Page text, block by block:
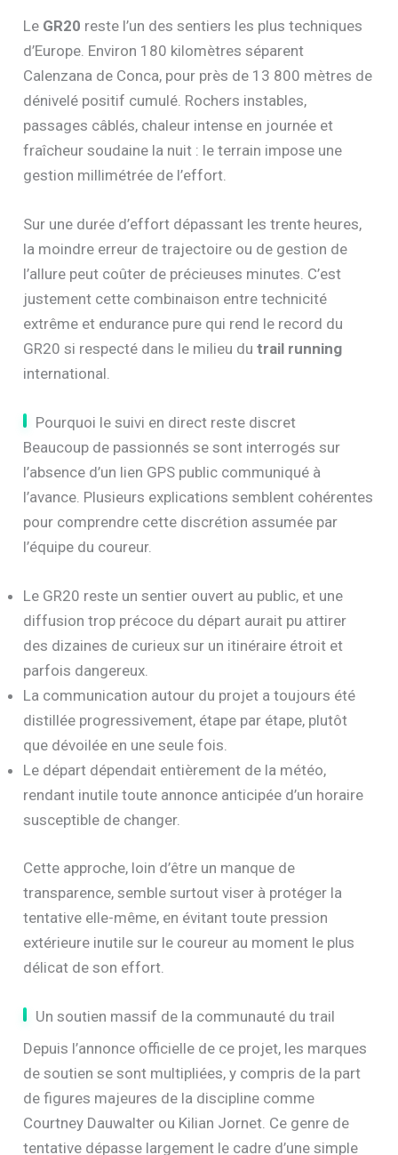
Le GR20 reste l’un des sentiers les plus techniques
d’Europe. Environ 180 kilomètres séparent
Calenzana de Conca, pour près de 13 800 mètres de
dénivelé positif cumulé. Rochers instables,
passages câblés, chaleur intense en journée et
fraîcheur soudaine la nuit : le terrain impose une
gestion millimétrée de l’effort.
Sur une durée d’effort dépassant les trente heures,
la moindre erreur de trajectoire ou de gestion de
l’allure peut coûter de précieuses minutes. C’est
justement cette combinaison entre technicité
extrême et endurance pure qui rend le record du
GR20 si respecté dans le milieu dutrail running
international.
Pourquoi le suivi en direct reste discret
Beaucoup de passionnés se sont interrogés sur
l’absence d’un lien GPS public communiqué à
l’avance. Plusieurs explications semblent cohérentes
pour comprendre cette discrétion assumée par
l’équipe du coureur.
Le GR20 reste un sentier ouvert au public, et une
diffusion trop précoce du départ aurait pu attirer
des dizaines de curieux sur un itinéraire étroit et
parfois dangereux.
La communication autour du projet a toujours été
distillée progressivement, étape par étape, plutôt
que dévoilée en une seule fois.
Le départ dépendait entièrement de la météo,
rendant inutile toute annonce anticipée d’un horaire
susceptible de changer.
Cette approche, loin d’être un manque de
transparence, semble surtout viser à protéger la
tentative elle-même, en évitant toute pression
extérieure inutile sur le coureur au moment le plus
délicat de son effort.
Un soutien massif de la communauté du trail
Depuis l’annonce officielle de ce projet, les marques
de soutien se sont multipliées, y compris de la part
de figures majeures de la discipline comme
Courtney Dauwalter ou Kilian Jornet. Ce genre de
tentative dépasse largement le cadre d’une simple